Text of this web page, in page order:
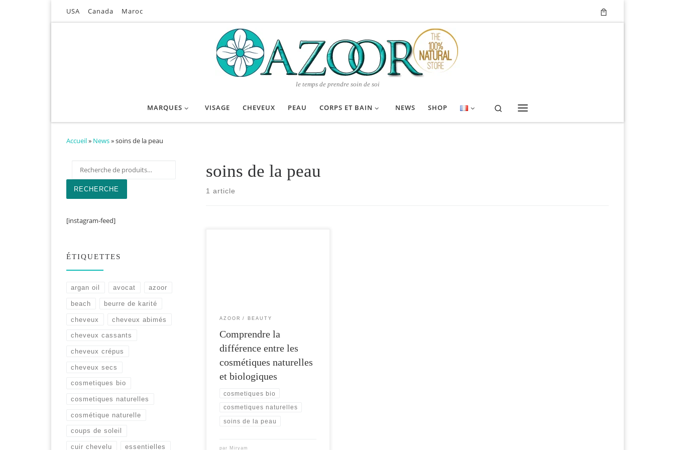
Passer au contenu
USA Canada Maroc
le temps de prendre soin de soi
MARQUES VISAGE CHEVEUX PEAU CORPS ET BAIN NEWS SHOP
Search
Accueil» News»soins de la peau
soins de la peau
1 article
AZOOR BEAUTY
Comprendre la
différence entre les
cosmétiques naturelles
et biologiques
cosmetiques bio
cosmetiques naturelles
soins de la peau
par Miryam
RECHERCHE
[instagram-feed]
ÉTIQUETTES
argan oil avocat azoor
beach beurre de karité
cheveux cheveux abimés
cheveux cassants
cheveux crépus
cheveux secs
cosmetiques bio
cosmetiques naturelles
cosmétique naturelle
coups de soleil
cuir chevelu essentielles